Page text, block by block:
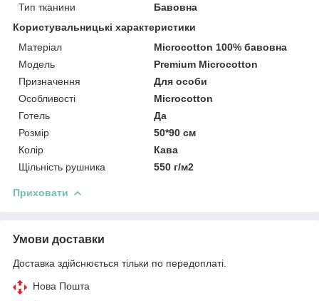
Тип тканини
Бавовна
Користувальницькі характеристики
Матеріал
Microcotton 100% бавовна
Мoдель
Premium Microcotton
Призначення
Для особи
Особливості
Microcotton
Готель
Да
Розмір
50*90 см
Колір
Кава
Щільність рушника
550 г/м2
Приховати
Умови доставки
Доставка здійснюється тільки по передоплаті.
Нова Пошта